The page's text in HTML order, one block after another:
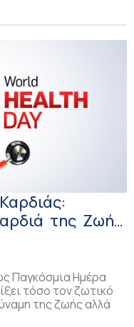
της Ζωής
του ΕΚΠΑ
Παγκόσμια Ημέρα
τόσο τον ζωτικό
της ζωής αλλά